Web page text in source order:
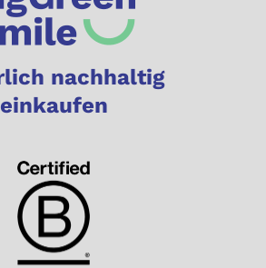
nachhaltig
einkaufen